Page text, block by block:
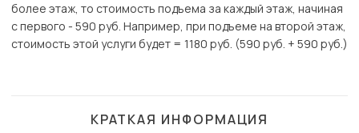
более этаж, то стоимость подъема за каждый этаж, начиная
с первого - 590 руб. Например, при подъеме на второй этаж,
стоимость этой услуги будет = 1180 руб. (590 руб. + 590 руб.)
КРАТКАЯ ИНФОРМАЦИЯ